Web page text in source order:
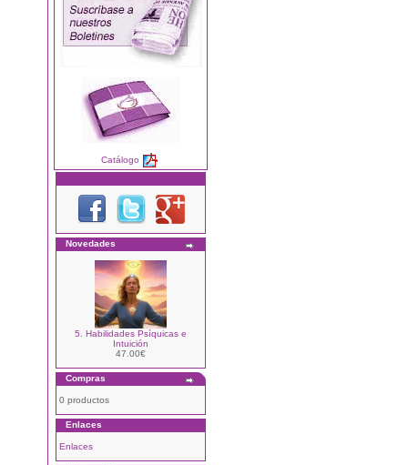
Catálogo
Novedades
5. Habilidades Psíquicas e
Intuición
47.00€
Compras
0 productos
Enlaces
Enlaces